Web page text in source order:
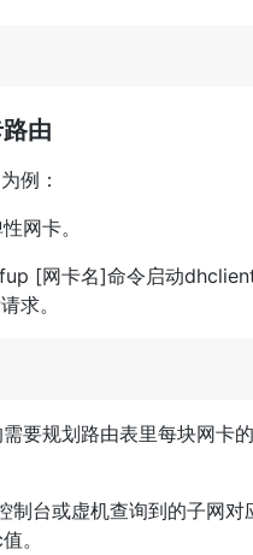
由
例：
网卡。
[网卡名]命令启动
求。
要规划路由表里每块网卡
制台或虚机查询到的子网对
。